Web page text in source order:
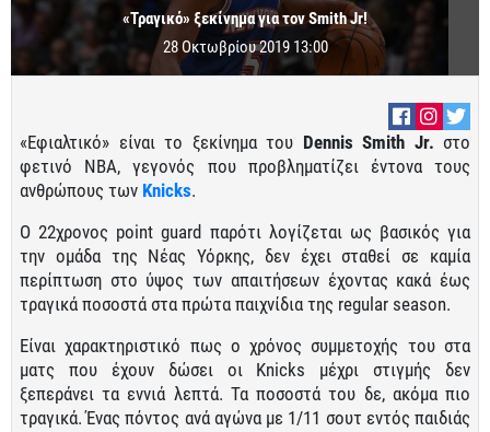
«Τραγικό» ξεκίνημα για τον Smith Jr!
28 Οκτωβρίου 2019 13:00
«Εφιαλτικό» είναι το ξεκίνημα του Dennis Smith Jr. στο
φετινό NBA, γεγονός που προβληματίζει έντονα τους
ανθρώπους των Knicks.
Ο 22χρονος point guard παρότι λογίζεται ως βασικός για
την ομάδα της Νέας Υόρκης, δεν έχει σταθεί σε καμία
περίπτωση στο ύψος των απαιτήσεων έχοντας κακά έως
τραγικά ποσοστά στα πρώτα παιχνίδια της regular season.
Είναι χαρακτηριστικό πως ο χρόνος συμμετοχής του στα
ματς που έχουν δώσει οι Knicks μέχρι στιγμής δεν
ξεπεράνει τα εννιά λεπτά. Τα ποσοστά του δε, ακόμα πιο
τραγικά. Ένας πόντος ανά αγώνα με 1/11 σουτ εντός παιδιάς